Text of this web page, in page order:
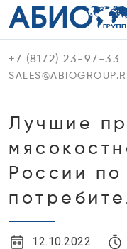
+7 (8172) 23-97-33
Лучшие
России
12.10.2022